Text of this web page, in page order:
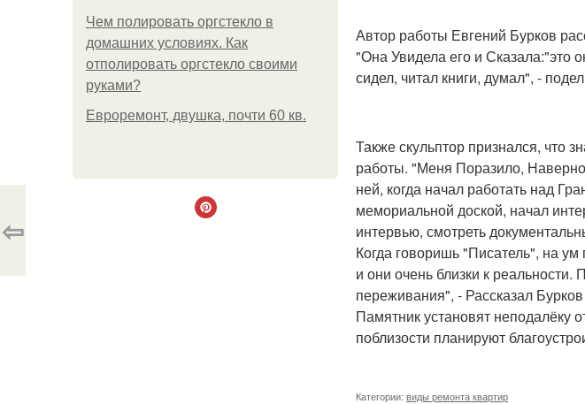
Чем полировать оргстекло в
домашних условиях. Как
отполировать оргстекло своими
руками?
Евроремонт, двушка, почти 60 кв.
Автор работы Евгений Бурков
"Она Увидела его и Сказала:"это
сидел, читал книги, думал", -
Также скульптор признался, что
работы. "Меня Поразило,
ней, когда начал работать над
мемориальной доской, начал
интервью, смотреть
Когда говоришь "Писатель", на
и они очень близки к
переживания", - Рассказал
Памятник установят неподалёку
поблизости планируют
Категории: виды ремонта квартир
⇦